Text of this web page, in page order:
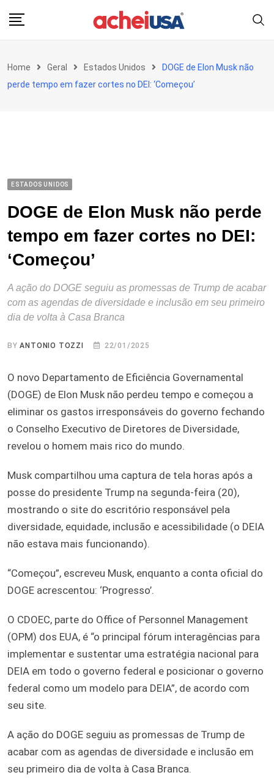
Home Geral Estados Unidos
DOGE de Elon Musk não
perde tempo em fazer cortes no DEI: ‘Começou’
ESTADOS UNIDOS
DOGE de Elon Musk não perde
tempo em fazer cortes no DEI:
‘Começou’
A ação do DOGE seguiu as promessas de Trump de acabar
com as agendas de diversidade e inclusão em seu primeiro
dia de volta à Casa Branca
BYANTONIO TOZZI 22/01/2025
O novo Departamento de Eficiência Governamental
(DOGE) de Elon Musk não perdeu tempo e começou a
eliminar os gastos irresponsáveis do governo fechando
o Conselho Executivo de Diretores de Diversidade,
revelou o homem mais rico do mundo.
Musk compartilhou uma captura de tela horas após a
posse do presidente Trump na segunda-feira (20),
mostrando o site do escritório responsável pela
diversidade, equidade, inclusão e acessibilidade (o DEIA
não estava mais funcionando).
“Começou”, escreveu Musk, enquanto a conta oficial do
DOGE acrescentou: ‘Progresso’.
O CDOEC, parte do Office of Personnel Management
(OPM) dos EUA, é “o principal fórum interagências para
implementar e sustentar uma estratégia nacional para
DEIA em todo o governo federal e posicionar o governo
federal como um modelo para DEIA”, de acordo com
seu site.
A ação do DOGE seguiu as promessas de Trump de
acabar com as agendas de diversidade e inclusão em
seu primeiro dia de volta à Casa Branca.